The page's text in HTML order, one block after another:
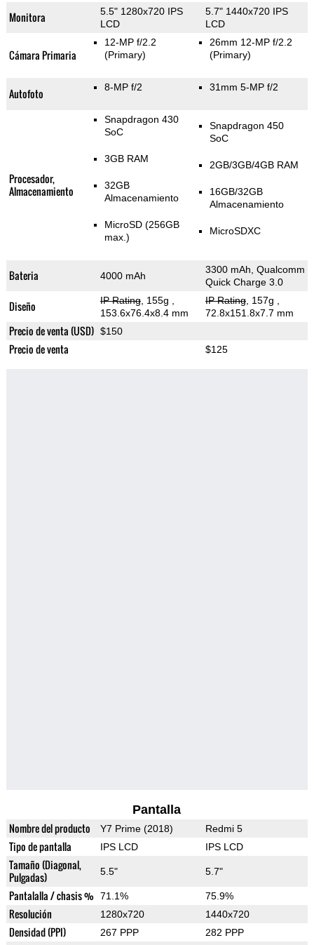
Monitora
5.5" 1280x720 IPS
LCD
5.7" 1440x720 IPS
LCD
Cámara Primaria
12-MP f/2.2
(Primary)
26mm 12-MP f/2.2
(Primary)
Autofoto 8-MP f/2 31mm 5-MP f/2
Procesador,
Almacenamiento
Snapdragon 430
SoC
3GB RAM
32GB
Almacenamiento
MicroSD (256GB
max.)
Snapdragon 450
SoC
2GB/3GB/4GB RAM
16GB/32GB
Almacenamiento
MicroSDXC
Bateria 4000 mAh
3300 mAh, Qualcomm
Quick Charge 3.0
Diseño IP Rating, 155g
153.6x76.4x8.4 mm
IP Rating, 157g
72.8x151.8x7.7 mm
Precio de venta (USD) $150
Precio de venta $125
Pantalla
Nombre del producto Y7 Prime (2018) Redmi 5
Tipo de pantalla IPS LCD IPS LCD
Tamaño (Diagonal,
Pulgadas)
5.5" 5.7"
Pantalalla / chasis % 71.1% 75.9%
Resolución 1280x720 1440x720
Densidad (PPI) 267 PPP 282 PPP